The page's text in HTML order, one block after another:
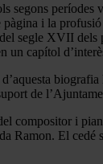
segons períodes
i la
segle XVII
un capítol
de
compositor i
Ramon. El